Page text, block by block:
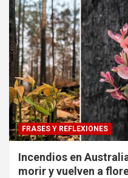
FRASES Y REFLEXIONES
Incendios en
morir y vuelven a